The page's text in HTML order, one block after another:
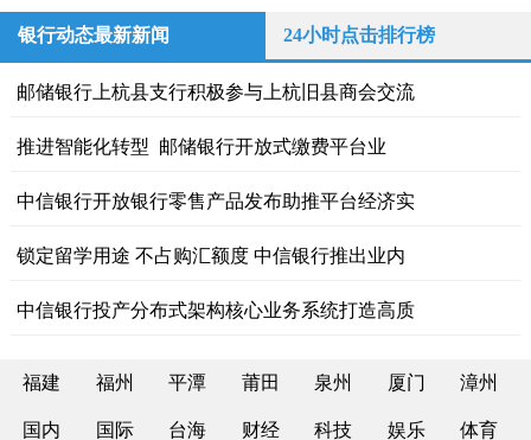
银行动态最新新闻 24小时点击排行榜
邮储银行上杭县支行积极参与上杭旧县商会交流
推进智能化转型 邮储银行开放式缴费平台业
中信银行开放银行零售产品发布助推平台经济实
锁定留学用途 不占购汇额度 中信银行推出业内
中信银行投产分布式架构核心业务系统打造高质
福建 福州 平潭 莆田 泉州 厦门 漳州
国内 国际 台海 财经 科技 娱乐 体育